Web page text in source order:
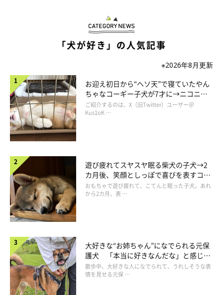
アゴが外れそう…!?
「犬が好き」の人気記事
※2026年8月更新
お迎え初日から“ヘソ天”で寝ていたやん
ちゃなコーギー子犬が7才に→ニコニ
コ“コーギースマイル”が魅力のコに成
長！
ご紹介するのは、X（旧Twitter）ユーザー＠
Kus1oK …
遊び疲れてスヤスヤ眠る柴犬の子犬→2
カ月後、笑顔としっぽで喜びを表すコに
成長！
おもちゃで遊び疲れて、こてんと眠った子犬。あれ
から2カ月、表 …
大好きな“お姉ちゃん”になでられる元保
護犬 「本当に好きなんだな」と感じる
表情にほっこり
散歩中、大好きな人になでられて、うれしそうな表
情を見せる元保 …